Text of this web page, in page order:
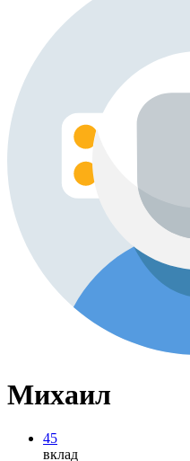
Михаил
45
вклад